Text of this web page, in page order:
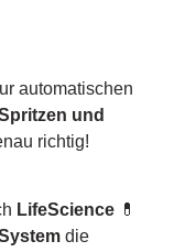
automatischen
und
richtig!
LifeScience 💊
die